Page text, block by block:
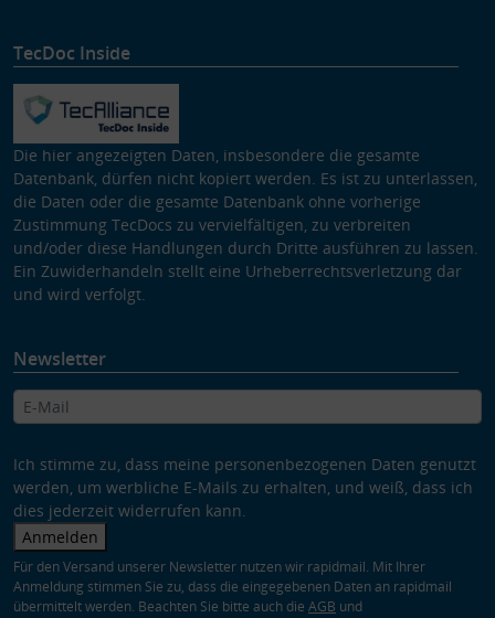
TecDoc Inside
Die hier angezeigten Daten, insbesondere die gesamte
Datenbank, dürfen nicht kopiert werden. Es ist zu unterlassen,
die Daten oder die gesamte Datenbank ohne vorherige
Zustimmung TecDocs zu vervielfältigen, zu verbreiten
und/oder diese Handlungen durch Dritte ausführen zu lassen.
Ein Zuwiderhandeln stellt eine Urheberrechtsverletzung dar
und wird verfolgt.
Newsletter
Ich stimme zu, dass meine personenbezogenen Daten genutzt
werden, um werbliche E-Mails zu erhalten, und weiß, dass ich
dies jederzeit widerrufen kann.
Anmelden
Für den Versand unserer Newsletter nutzen wir rapidmail. Mit Ihrer
Anmeldung stimmen Sie zu, dass die eingegebenen Daten an rapidmail
übermittelt werden. Beachten Sie bitte auch die AGB und